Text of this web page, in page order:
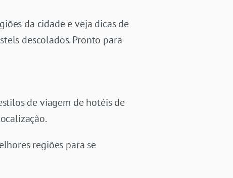
da cidade e veja dicas de
descolados. Pronto para
de viagem de hotéis de
regiões para se